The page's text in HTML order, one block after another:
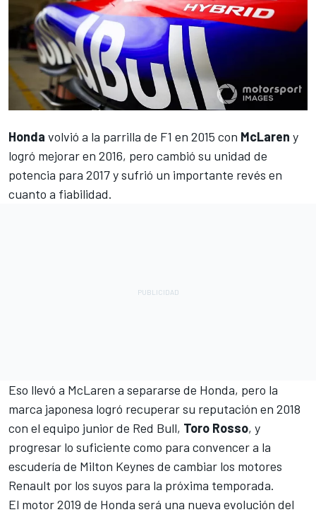
Honda volvió a la parrilla de F1 en 2015 con McLaren y
logró mejorar en 2016, pero cambió su unidad de
potencia para 2017 y sufrió un importante revés en
cuanto a fiabilidad.
Eso llevó a McLaren a separarse de Honda, pero la
marca japonesa logró recuperar su reputación en 2018
con el equipo junior de Red Bull, Toro Rosso, y
progresar lo suficiente como para convencer a la
escudería de Milton Keynes de cambiar los motores
Renault por los suyos para la próxima temporada.
El motor 2019 de Honda será una nueva evolución del